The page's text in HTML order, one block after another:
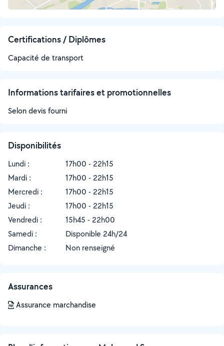
Certifications / Diplômes
Capacité de transport
Informations tarifaires et promotionnelles
Selon devis fourni
Disponibilités
Lundi :
17h00 - 22h15
Mardi :
17h00 - 22h15
Mercredi :
17h00 - 22h15
Jeudi :
17h00 - 22h15
Vendredi :
15h45 - 22h00
Samedi :
Disponible 24h/24
Dimanche :
Non renseigné
Assurances
Assurance marchandise